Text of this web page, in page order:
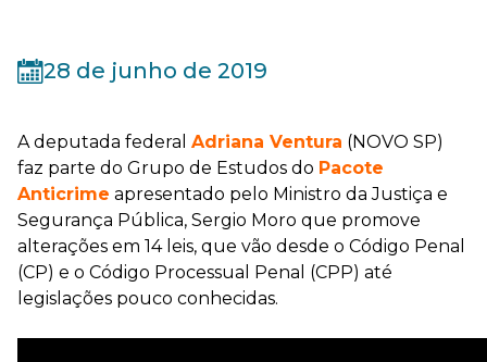
28 de junho de 2019
A deputada federal Adriana Ventura (NOVO SP)
faz parte do Grupo de Estudos do Pacote
Anticrime apresentado pelo Ministro da Justiça e
Segurança Pública, Sergio Moro que promove
alterações em 14 leis, que vão desde o Código Penal
(CP) e o Código Processual Penal (CPP) até
legislações pouco conhecidas.